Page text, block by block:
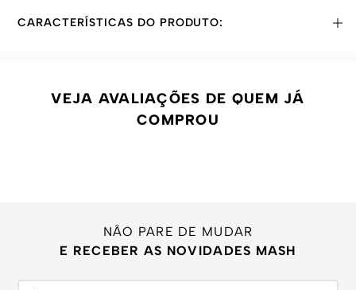
CARACTERÍSTICAS DO PRODUTO:
VEJA AVALIAÇÕES DE QUEM JÁ
COMPROU
NÃO PARE DE MUDAR
E RECEBER AS NOVIDADES MASH